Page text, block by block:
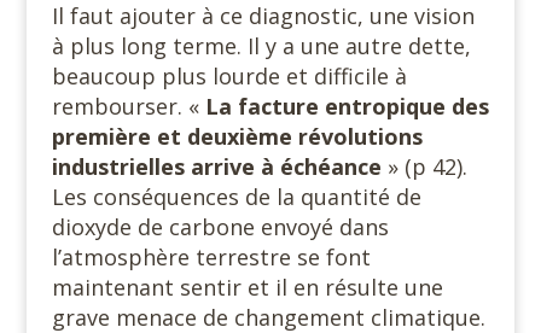
Il faut ajouter à ce diagnostic, une vision
à plus long terme. Il y a une autre dette,
beaucoup plus lourde et difficile à
rembourser. « La facture entropique des
première et deuxième révolutions
industrielles arrive à échéance » (p 42).
Les conséquences de la quantité de
dioxyde de carbone envoyé dans
l’atmosphère terrestre se font
maintenant sentir et il en résulte une
grave menace de changement climatique.